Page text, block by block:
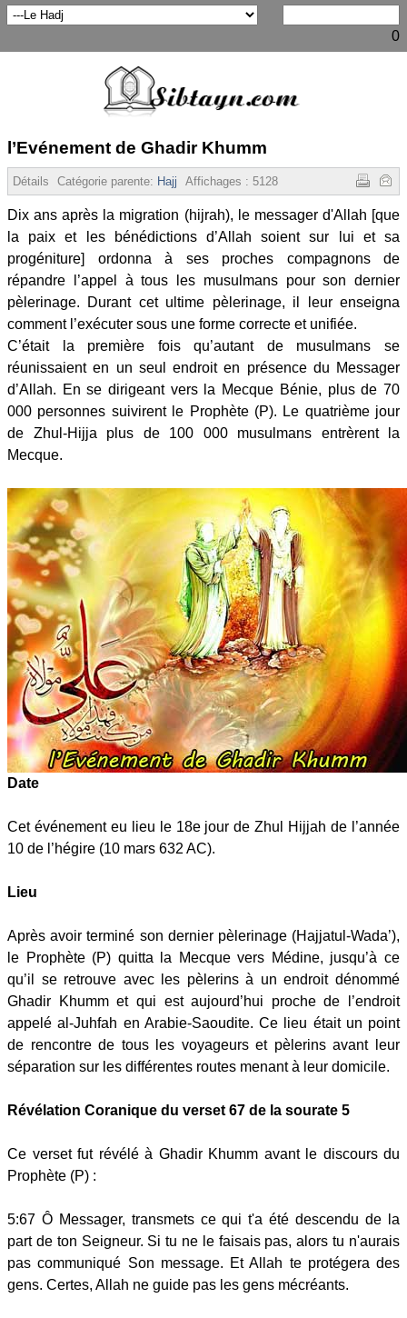
0
l’Evénement de Ghadir Khumm
Détails Catégorie parente: Hajj Affichages : 5128
Dix ans après la migration (hijrah), le messager d'Allah [que
la paix et les bénédictions d’Allah soient sur lui et sa
progéniture] ordonna à ses proches compagnons de
répandre l’appel à tous les musulmans pour son dernier
pèlerinage. Durant cet ultime pèlerinage, il leur enseigna
comment l’exécuter sous une forme correcte et unifiée.
C’était la première fois qu’autant de musulmans se
réunissaient en un seul endroit en présence du Messager
d’Allah. En se dirigeant vers la Mecque Bénie, plus de 70
000 personnes suivirent le Prophète (P). Le quatrième jour
de Zhul-Hijja plus de 100 000 musulmans entrèrent la
Mecque.
Date
Cet événement eu lieu le 18e jour de Zhul Hijjah de l’année
10 de l’hégire (10 mars 632 AC).
Lieu
Après avoir terminé son dernier pèlerinage (Hajjatul-Wada’),
le Prophète (P) quitta la Mecque vers Médine, jusqu’à ce
qu’il se retrouve avec les pèlerins à un endroit dénommé
Ghadir Khumm et qui est aujourd’hui proche de l’endroit
appelé al-Juhfah en Arabie-Saoudite. Ce lieu était un point
de rencontre de tous les voyageurs et pèlerins avant leur
séparation sur les différentes routes menant à leur domicile.
Révélation Coranique du verset 67 de la sourate 5
Ce verset fut révélé à Ghadir Khumm avant le discours du
Prophète (P) :
5:67 Ô Messager, transmets ce qui t'a été descendu de la
part de ton Seigneur. Si tu ne le faisais pas, alors tu n'aurais
pas communiqué Son message. Et Allah te protégera des
gens. Certes, Allah ne guide pas les gens mécréants.